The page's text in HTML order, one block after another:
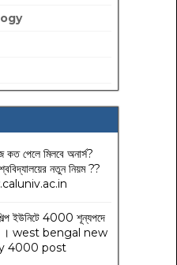
কত পেলে মিলবে অনার্স?
নতুন নিয়ম??
শিল্প ইউনিটে 4000 শূন্যপদে
। west bengal new
4000 post